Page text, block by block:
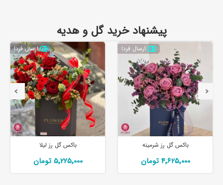
پیشنهاد خرید گل و هدیه
ارسال فردا
باکس گل رز لیلا
5٬225٬000 تومان
ارسال فردا
دسته گل رز برمک
10٬987٬500 تومان